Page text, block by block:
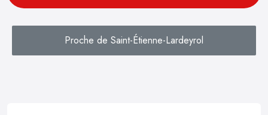
Proche de Saint-Étienne-Lardeyrol